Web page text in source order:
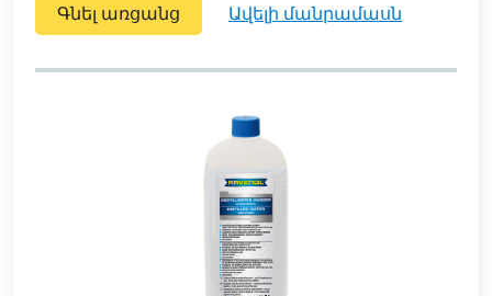
Գնել առցանց ավելի մանրամասն